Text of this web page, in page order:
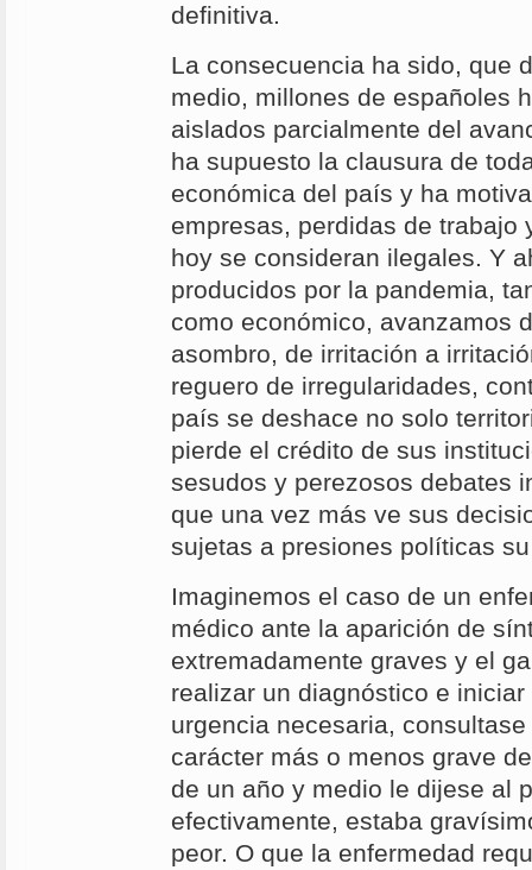
definitiva.
La consecuencia ha sido, que
medio, millones de españoles
aislados parcialmente del
ha supuesto la clausura de
económica del país y ha
empresas, perdidas de trabajo
hoy se consideran ilegales. Y
producidos por la pandemia,
como económico, avanzamos
asombro, de irritación a
reguero de irregularidades,
país se deshace no solo
pierde el crédito de sus
sesudos y perezosos debates
que una vez más ve sus
sujetas a presiones políticas
Imaginemos el caso de un
médico ante la aparición de
extremadamente graves y el
realizar un diagnóstico e
urgencia necesaria,
carácter más o menos grave
de un año y medio le dijese al
efectivamente, estaba
peor. O que la enfermedad